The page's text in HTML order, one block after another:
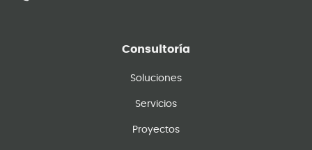
Consultoría
Soluciones
Servicios
Proyectos